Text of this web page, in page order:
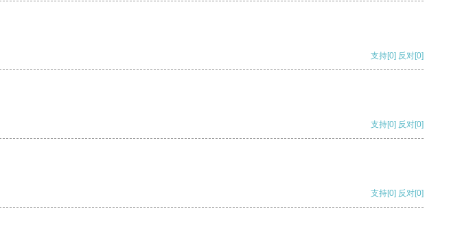
支持[0] 反对[0]
支持[0] 反对[0]
支持[0] 反对[0]